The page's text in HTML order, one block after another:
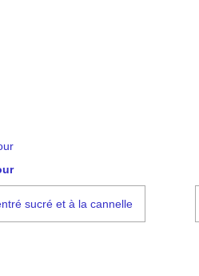
sucré et à la cannelle